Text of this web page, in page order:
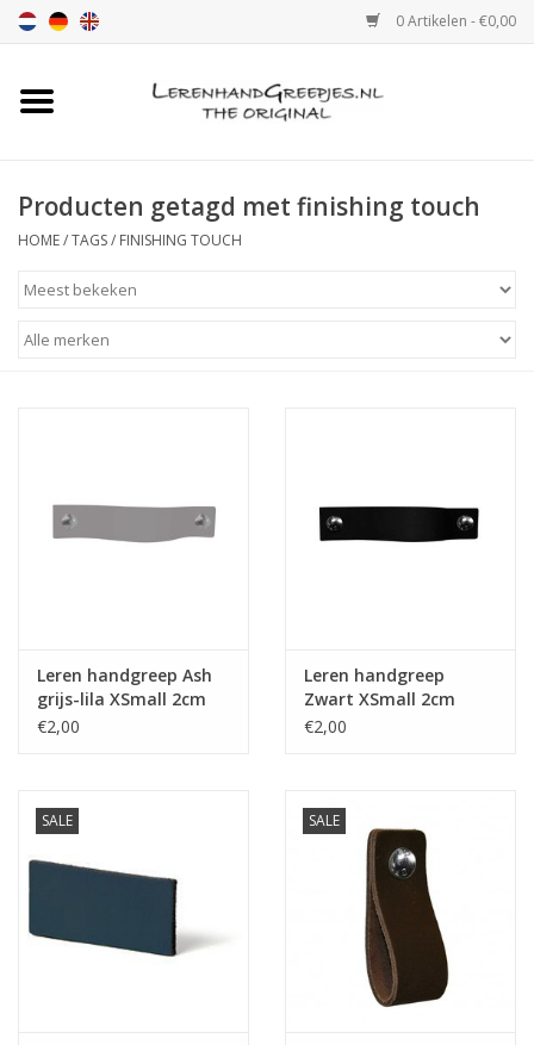
0 Artikelen - €0,00
Home
Leren hand greepjes met print
verstelbaar
Leren plankendragers
Producten getagd met finishing touch
HOME/TAGS/ FINISHING TOUCH
Leren handgreep Ash
grijs-lila XSmall 2cm
breed
€2,00
Leren handgreep
Zwart XSmall 2cm
breed
€2,00
SALE SALE